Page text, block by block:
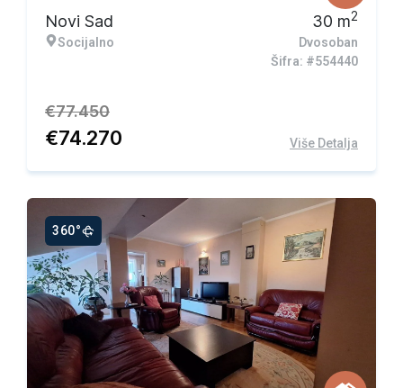
Novi Sad
Socijalno
30 m2
Dvosoban
Šifra: #554440
€77.450
€74.270 Više Detalja
360°
Ekskluzivna ponuda